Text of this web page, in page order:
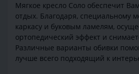
Мягкое кресло Соло обеспечит
отдых. Благодаря, специальному
каркасу и буковым ламелям,
ортопедический эффект и
Различные варианты обивки
лучше всего подходящий к